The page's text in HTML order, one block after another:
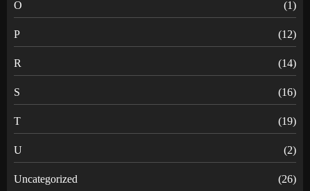
O (1)
P (12)
R (14)
S (16)
T (19)
U (2)
Uncategorized (26)